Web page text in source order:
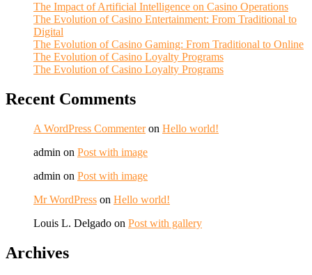
The Impact of Artificial Intelligence on Casino Operations
The Evolution of Casino Entertainment: From Traditional to
Digital
The Evolution of Casino Gaming: From Traditional to Online
The Evolution of Casino Loyalty Programs
The Evolution of Casino Loyalty Programs
Recent Comments
A WordPress Commenteron Hello world!
admin on Post with image
admin on Post with image
Mr WordPress on Hello world!
Louis L. Delgado on Post with gallery
Archives